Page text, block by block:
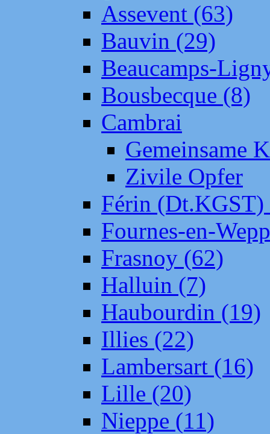
Assevent (63)
Bauvin (29)
Beaucamps-
Bousbecque (8)
Cambrai
Gemeinsame
Zivile Opfer
Férin (Dt.KGST)
Fournes-en-
Frasnoy (62)
Halluin (7)
Haubourdin (19)
Illies (22)
Lambersart (16)
Lille (20)
Nieppe (11)